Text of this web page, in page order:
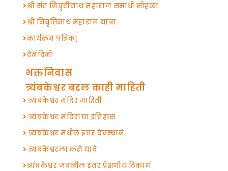
श्री संत निवृत्तीनाथ महाराज समाधी सोहळा
श्री निवृत्तिनाथ महाराज यात्रा
कार्यक्रम पत्रिका्
दैनंदिनी
भक्तनिवास
त्र्यंबकेश्वर बद्दल काही माहिती
त्र्यंबकेश्वर मंदिर माहिती
त्र्यंबकेश्वर मंदिराचा इतिहास
त्र्यंबकेश्वर मधील इतर देवस्थाने
त्र्यंबकेश्वरला कसे यावे
त्र्यंबकेश्वर जवळील इतर प्रेक्षणीय ठिकाणं